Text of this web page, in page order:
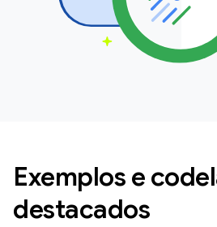
Exemplos e
destacados